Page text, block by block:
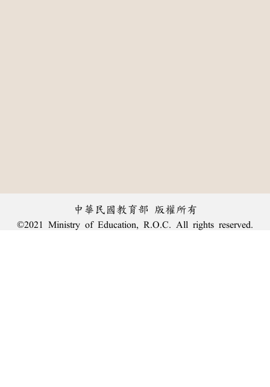
中華民國教育部 版權所有
©2021 Ministry of Education, R.O.C. All rights reserved.